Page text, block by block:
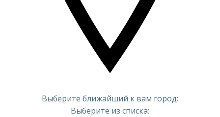
Выберите ближайший к вам город:
Выберите из списка: